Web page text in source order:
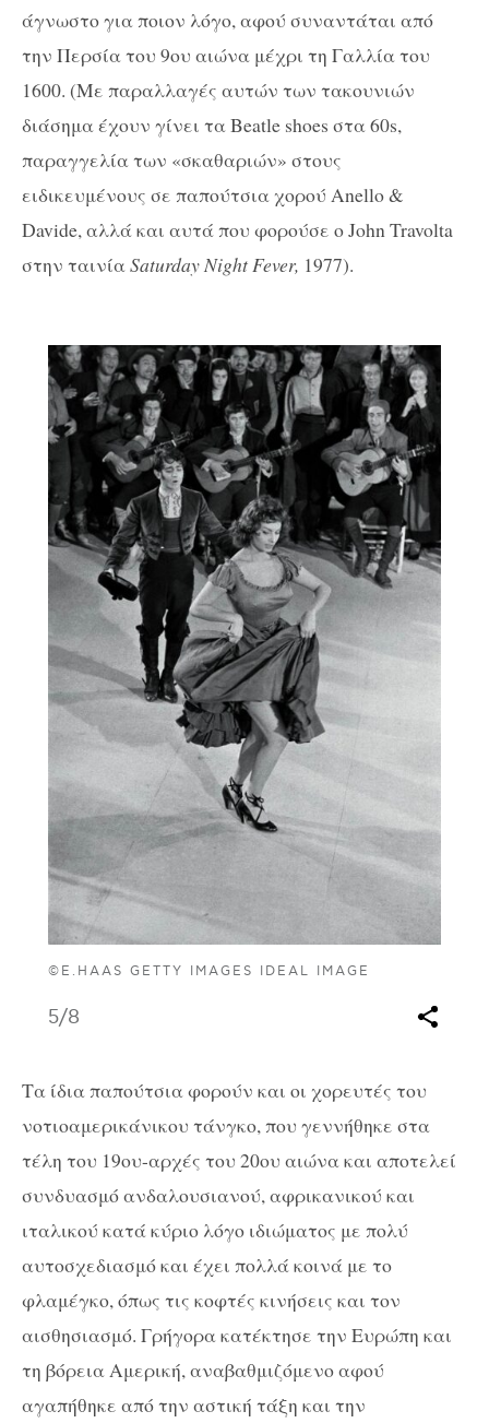
άγνωστο για ποιον λόγο, αφού συναντάται από
την Περσία του 9ου αιώνα μέχρι τη Γαλλία του
1600. (Με παραλλαγές αυτών των τακουνιών
διάσημα έχουν γίνει τα Beatle shoes στα 60s,
παραγγελία των «σκαθαριών» στους
ειδικευμένους σε παπούτσια χορού Anello &
Davide, αλλά και αυτά που φορούσε ο John Travolta
στην ταινίαSaturday Night Fever, 1977).
©E.HAAS GETTY IMAGES IDEAL IMAGE
5/8
Τα ίδια παπούτσια φορούν και οι χορευτές του
νοτιοαμερικάνικου τάνγκο, που γεννήθηκε στα
τέλη του 19ου-αρχές του 20ου αιώνα και αποτελεί
συνδυασμό ανδαλουσιανού, αφρικανικού και
ιταλικού κατά κύριο λόγο ιδιώματος με πολύ
αυτοσχεδιασμό και έχει πολλά κοινά με το
φλαμέγκο, όπως τις κοφτές κινήσεις και τον
αισθησιασμό. Γρήγορα κατέκτησε την Ευρώπη και
τη βόρεια Αμερική, αναβαθμιζόμενο αφού
αγαπήθηκε από την αστική τάξη και την